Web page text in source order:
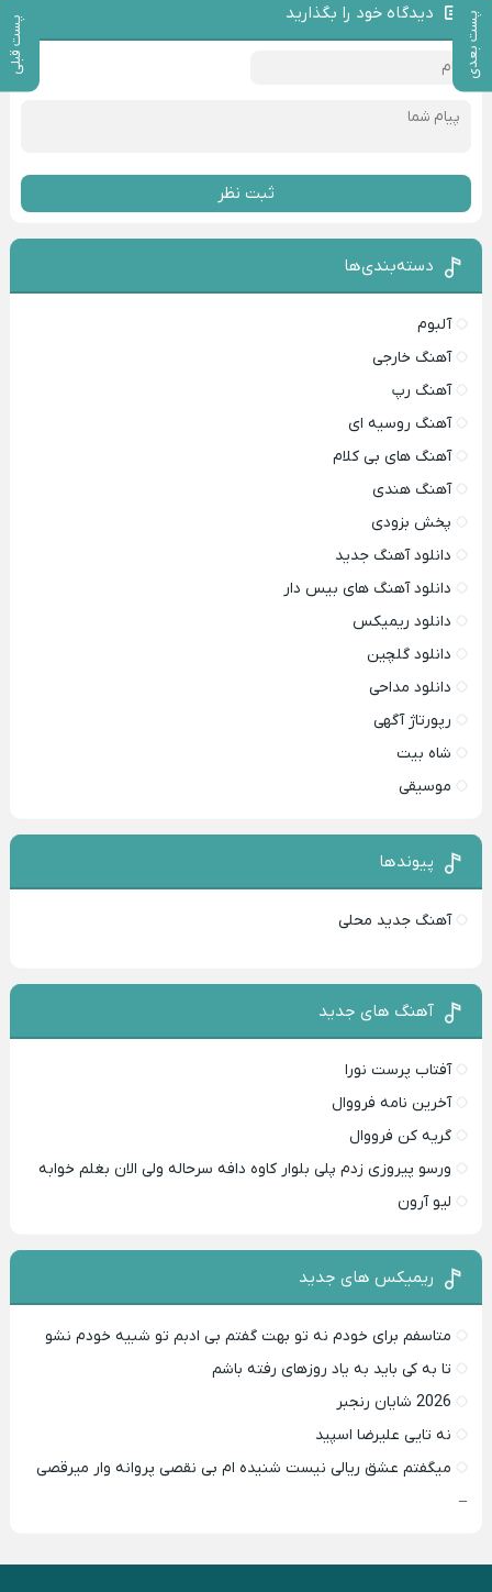
پست بعدی پست قبلی
دیدگاه خود را بگذارید
ثبت نظر
دسته‌بندی‌ها
آلبوم
آهنگ خارجی
آهنگ رپ
آهنگ روسیه ای
آهنگ های بی کلام
آهنگ هندی
پخش بزودی
دانلود آهنگ جدید
دانلود آهنگ های بیس دار
دانلود ریمیکس
دانلود گلچین
دانلود مداحی
رپورتاژ آگهی
شاه بیت
موسیقی
پیوندها
آهنگ جدید محلی
آهنگ های جدید
آفتاب پرست نورا
آخرین نامه فرووال
گریه کن فرووال
ورسو پیروزی زدم پلی بلوار کاوه دافه سرحاله ولی الان بغلم خوابه ‌
لیو آرون
ریمیکس های جدید
متاسفم برای خودم نه تو بهت گفتم بی ادبم تو شبیه خودم نشو ‌ ‌
تا به کی باید به یاد روزهای رفته باشم ‌
2026 شایان رنجبر
نه تایی علیرضا اسپید
میگفتم عشق ریالی نیست شنیده ام بی نقصی پروانه وار میرقصی
–